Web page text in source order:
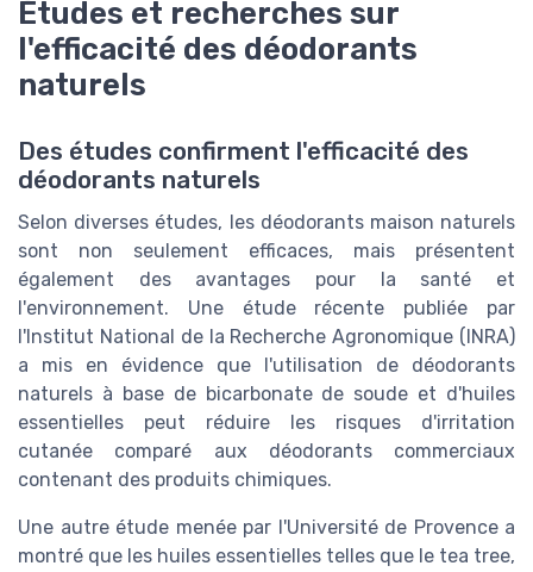
Études et recherches sur
l'efficacité des déodorants
naturels
Des études confirment l'efficacité des
déodorants naturels
Selon diverses études, les déodorants maison naturels
sont non seulement efficaces, mais présentent
également des avantages pour la santé et
l'environnement. Une étude récente publiée par
l'Institut National de la Recherche Agronomique (INRA)
a mis en évidence que l'utilisation de déodorants
naturels à base de bicarbonate de soude et d'huiles
essentielles peut réduire les risques d'irritation
cutanée comparé aux déodorants commerciaux
contenant des produits chimiques.
Une autre étude menée par l'Université de Provence a
montré que les huiles essentielles telles que le tea tree,